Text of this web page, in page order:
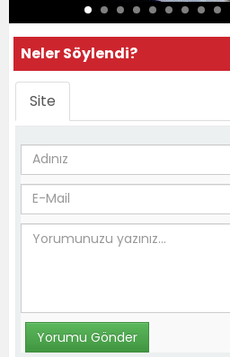
Neler Söylendi?
Site